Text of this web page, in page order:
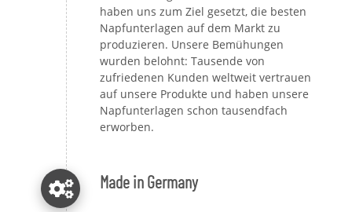
haben uns zum Ziel gesetzt, die besten
Napfunterlagen auf dem Markt zu
produzieren. Unsere Bemühungen
wurden belohnt: Tausende von
zufriedenen Kunden weltweit vertrauen
auf unsere Produkte und haben unsere
Napfunterlagen schon tausendfach
erworben.
Made in Germany